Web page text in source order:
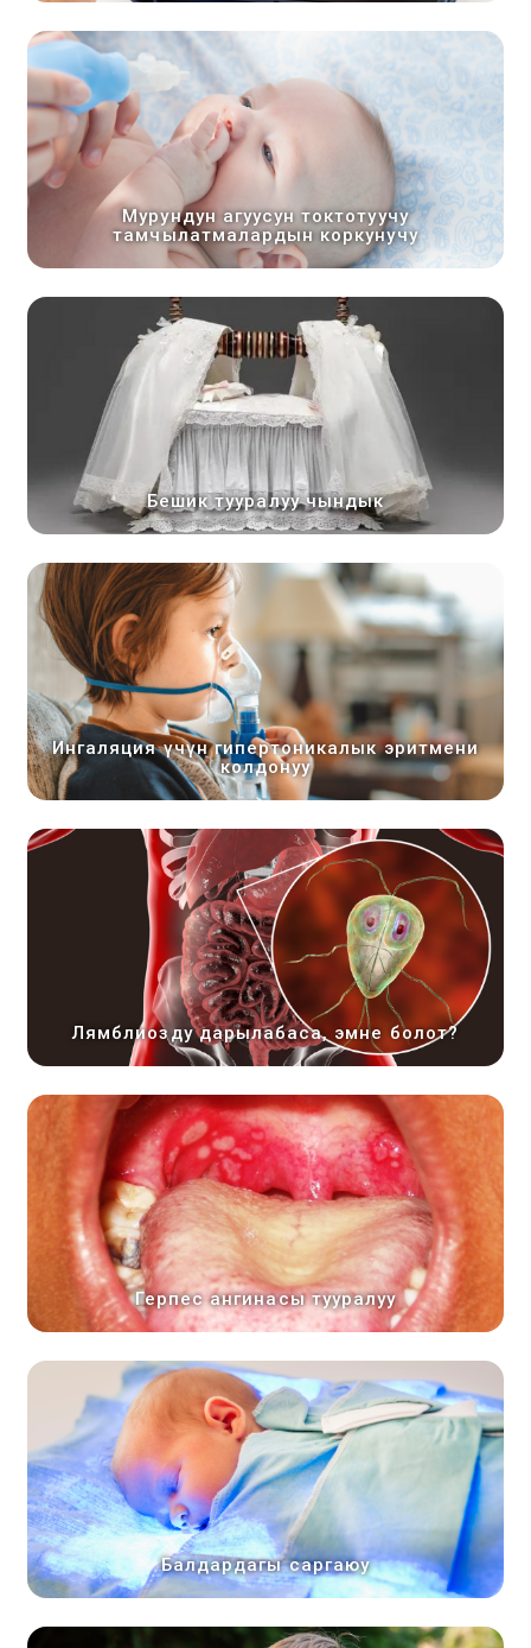
Мурундун агуусун токтотуучу
тамчылатмалардын коркунучу
Бешик тууралуу чындык
Ингаляция үчүн гипертоникалык эритмени
колдонуу
Лямблиозду дарылабаса, эмне болот?
Герпес ангинасы тууралуу
Балдардагы саргаюу